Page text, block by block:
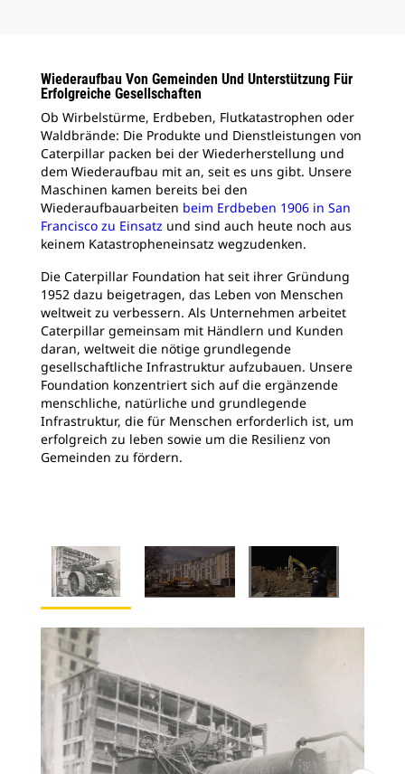
Wiederaufbau Von Gemeinden Und Unterstützung Für
Erfolgreiche Gesellschaften
Ob Wirbelstürme, Erdbeben, Flutkatastrophen oder
Waldbrände: Die Produkte und Dienstleistungen von
Caterpillar packen bei der Wiederherstellung und
dem Wiederaufbau mit an, seit es uns gibt. Unsere
Maschinen kamen bereits bei den
Wiederaufbauarbeiten beim Erdbeben 1906 in San
Francisco zu Einsatz und sind auch heute noch aus
keinem Katastropheneinsatz wegzudenken.
Die Caterpillar Foundation hat seit ihrer Gründung
1952 dazu beigetragen, das Leben von Menschen
weltweit zu verbessern. Als Unternehmen arbeitet
Caterpillar gemeinsam mit Händlern und Kunden
daran, weltweit die nötige grundlegende
gesellschaftliche Infrastruktur aufzubauen. Unsere
Foundation konzentriert sich auf die ergänzende
menschliche, natürliche und grundlegende
Infrastruktur, die für Menschen erforderlich ist, um
erfolgreich zu leben sowie um die Resilienz von
Gemeinden zu fördern.